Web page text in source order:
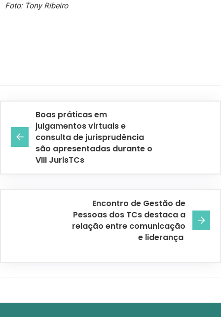
Foto: Tony Ribeiro
Boas práticas em
julgamentos virtuais e
consulta de jurisprudência
são apresentadas durante o
VIII JurisTCs
Encontro de Gestão de
Pessoas dos TCs destaca a
relação entre comunicação
e liderança